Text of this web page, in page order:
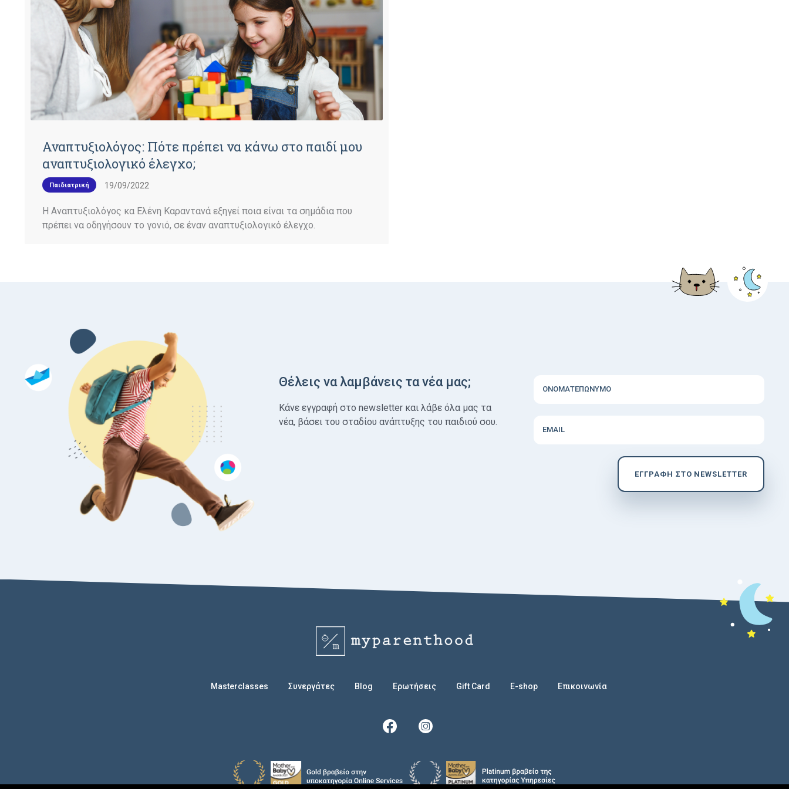
Αναπτυξιολόγος: Πότε πρέπει να κάνω στο παιδί μου
αναπτυξιολογικό έλεγχο;
19/09/2022
Παιδιατρική
H Αναπτυξιολόγος κα Eλένη Καραντανά εξηγεί ποια είναι τα σημάδια που
πρέπει να οδηγήσουν το γονιό, σε έναν αναπτυξιολογικό έλεγχο.
Θέλεις να λαμβάνεις τα νέα μας;
Κάνε εγγραφή στο newsletter και λάβε όλα μας τα
νέα, βάσει του σταδίου ανάπτυξης του παιδιού σου.
ΟΝΟΜΑΤΕΠΩΝΥΜΟ
EMAIL
EΓΓΡΑΦΗ ΣΤΟ NEWSLETTER
Masterclasses Συνεργάτες Blog Eρωτήσεις Gift Card E-shop Επικοινωνία